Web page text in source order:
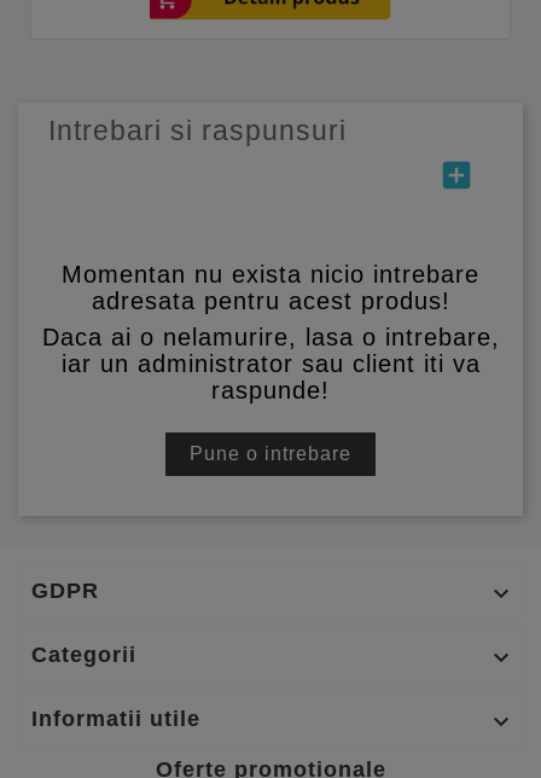
Intrebari si raspunsuri
add_box
Momentan nu exista nicio intrebare
adresata pentru acest produs!
Daca ai o nelamurire, lasa o intrebare,
iar un administrator sau client iti va
raspunde!
Pune o intrebare
GDPR 
Categorii 
Informatii utile 
Oferte promotionale